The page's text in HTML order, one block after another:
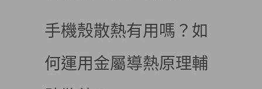
手機殼散熱有用嗎？如
何運用金屬導熱原理輔